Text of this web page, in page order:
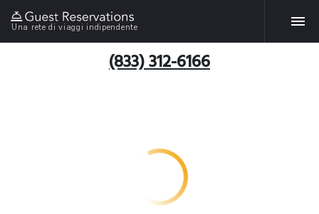
Una rete di viaggi indipendente
(833) 312-6166